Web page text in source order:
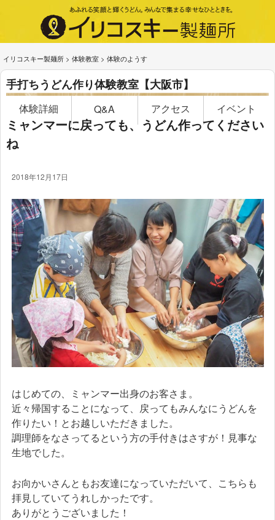
イリコスキー製麺所 > 体験教室 > 体験のようす
手打ちうどん作り体験教室【大阪市】
体験詳細 Q&A アクセス イベント
ミャンマーに戻っても、うどん作ってください
ね
2018年12月17日
はじめての、ミャンマー出身のお客さま。
近々帰国することになって、戻ってもみんなにうどんを
作りたい！とお越しいただきました。
調理師をなさってるという方の手付きはさすが！見事な
生地でした。
お向かいさんともお友達になっていただいて、こちらも
拝見していてうれしかったです。
ありがとうございました！